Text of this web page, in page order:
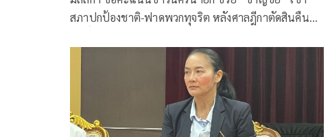
สภาปกป้องชาติ-ฟาดพวกทุจริต หลังศาลฎีกาตัดสินคืน
สู้”